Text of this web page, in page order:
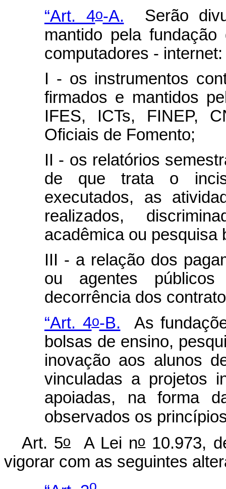
“Art. 4o-A.
Serão
mantido pela
computadores - internet:
I - os instrumentos
firmados e mantidos
IFES, ICTs, FINEP,
Oficiais de Fomento;
II - os relatórios
de que trata o
executados, as
realizados,
acadêmica ou pesquisa
III - a relação dos
ou agentes
decorrência dos
“Art. 4o-B.
As
bolsas de ensino,
inovação aos alunos
vinculadas a projetos
apoiadas, na forma
observados os
Art. 5o A Lei no10.973,
vigorar com as seguintes
o